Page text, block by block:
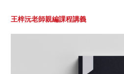
王梓沅老師親編課程講義